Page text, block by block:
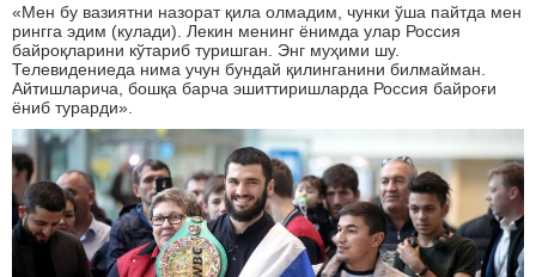
«Мен бу вазиятни назорат қила олмадим, чунки ўша пайтда мен
рингга эдим (кулади). Лекин менинг ёнимда улар Россия
байроқларини кўтариб туришган. Энг муҳими шу.
Телевидениеда нима учун бундай қилинганини билмайман.
Айтишларича, бошқа барча эшиттиришларда Россия байроғи
ёниб турарди».